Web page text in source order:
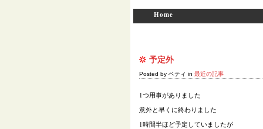
Home
予定外
Posted by ベティ in 最近の記事
1つ用事がありました
意外と早くに終わりました
1時間半ほど予定していましたが